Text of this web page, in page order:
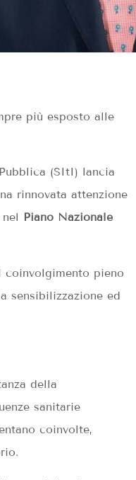
più esposto alle
(SItI) lancia
rinnovata attenzione
Piano Nazionale
pieno
sensibilizzazione ed
della
sanitarie
coinvolte,